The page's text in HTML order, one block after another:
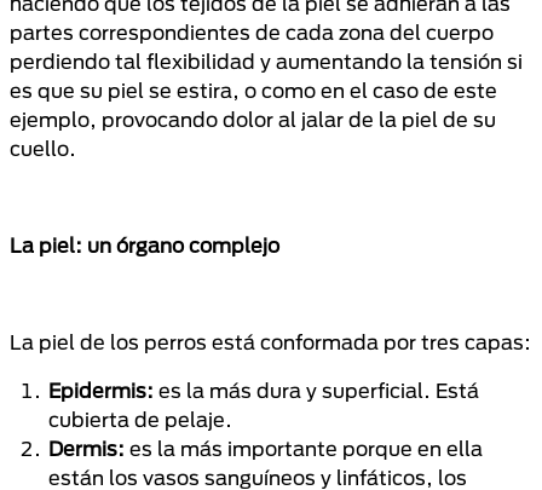
partes correspondientes de cada zona del cuerpo
perdiendo tal flexibilidad y aumentando la tensión si
es que su piel se estira, o como en el caso de este
ejemplo, provocando dolor al jalar de la piel de su
cuello.
La piel: un órgano complejo
La piel de los perros está conformada por tres capas:
Epidermis: es la más dura y superficial. Está
cubierta de pelaje.
Dermis: es la más importante porque en ella
están los vasos sanguíneos y linfáticos, los